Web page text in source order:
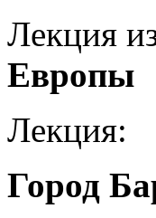
Лекция
Европы
Лекция:
Город